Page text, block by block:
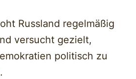
Russland regelmäßig
versucht gezielt,
politisch zu